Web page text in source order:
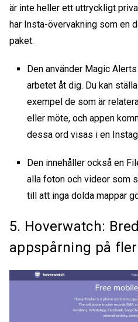
är inte heller ett uttryckligt
har Insta-övervakning som en
paket.
Den använder Magic
arbetet åt dig. Du kan
exempel de som är
eller möte, och appen
dessa ord visas i en
Den innehåller också en
alla foton och videor som
till att inga dolda mappar
5. Hoverwatch:
appspårning på